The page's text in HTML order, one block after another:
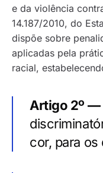
e da violência
14.187/2010, do
dispõe sobre
aplicadas pela
racial,
Artigo 2º —
cor, para os